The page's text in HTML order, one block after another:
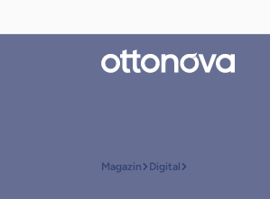
Magazin Digital